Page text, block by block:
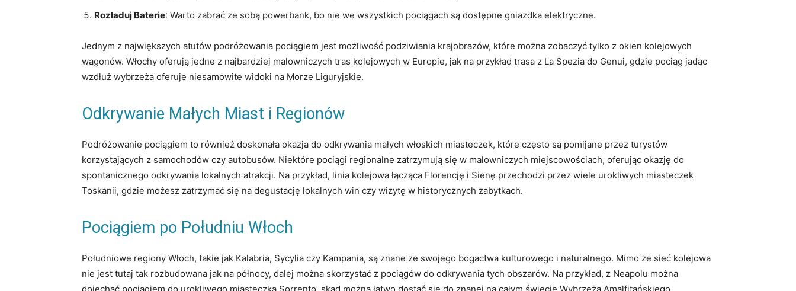
Rozładuj Baterie: Warto zabrać ze sobą powerbank, bo nie we wszystkich pociągach są dostępne gniazdka elektryczne.
Jednym z największych atutów podróżowania pociągiem jest możliwość podziwiania krajobrazów, które można zobaczyć tylko z okien kolejowych
wagonów. Włochy oferują jedne z najbardziej malowniczych tras kolejowych w Europie, jak na przykład trasa z La Spezia do Genui, gdzie pociąg jadąc
wzdłuż wybrzeża oferuje niesamowite widoki na Morze Liguryjskie.
Odkrywanie Małych Miast i Regionów
Podróżowanie pociągiem to również doskonała okazja do odkrywania małych włoskich miasteczek, które często są pomijane przez turystów
korzystających z samochodów czy autobusów. Niektóre pociągi regionalne zatrzymują się w malowniczych miejscowościach, oferując okazję do
spontanicznego odkrywania lokalnych atrakcji. Na przykład, linia kolejowa łącząca Florencję i Sienę przechodzi przez wiele urokliwych miasteczek
Toskanii, gdzie możesz zatrzymać się na degustację lokalnych win czy wizytę w historycznych zabytkach.
Pociągiem po Południu Włoch
Południowe regiony Włoch, takie jak Kalabria, Sycylia czy Kampania, są znane ze swojego bogactwa kulturowego i naturalnego. Mimo że sieć kolejowa
nie jest tutaj tak rozbudowana jak na północy, dalej można skorzystać z pociągów do odkrywania tych obszarów. Na przykład, z Neapolu można